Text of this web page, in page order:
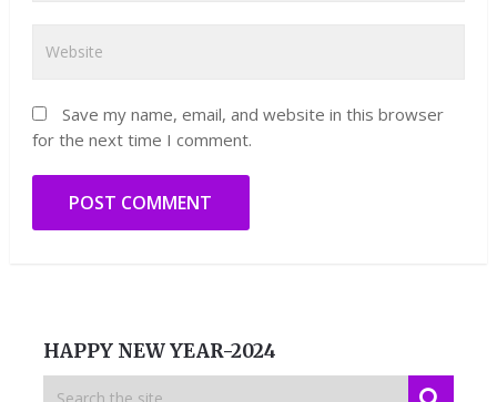
Save my name, email, and website in this browser
for the next time I comment.
HAPPY NEW YEAR-2024